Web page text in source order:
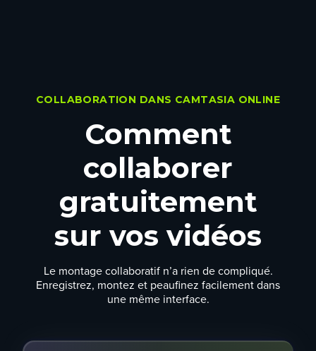
COLLABORATION DANS CAMTASIA ONLINE
Comment
collaborer
gratuitement
sur vos vidéos
Le montage collaboratif n’a rien de compliqué.
Enregistrez, montez et peaufinez facilement dans
une même interface.